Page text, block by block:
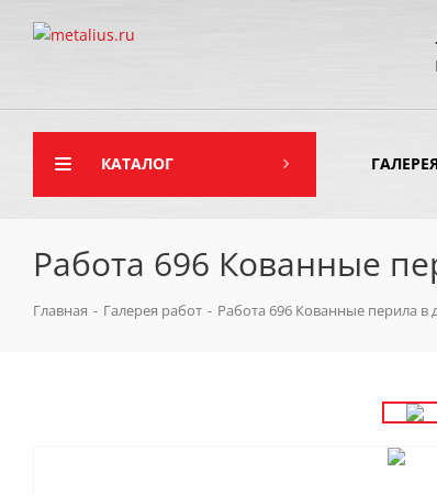
КАТАЛОГ
Работа 696 Кованные
Главная - Галерея работ - Работа 696 Кованные перила в